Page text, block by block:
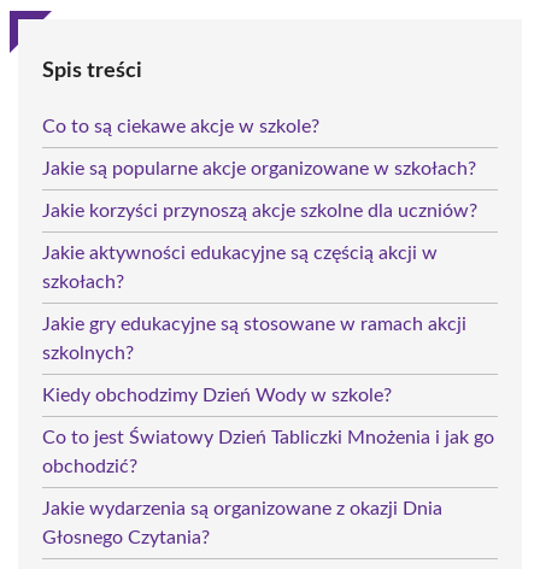
Spis treści
Co to są ciekawe akcje w szkole?
Jakie są popularne akcje organizowane w szkołach?
Jakie korzyści przynoszą akcje szkolne dla uczniów?
Jakie aktywności edukacyjne są częścią akcji w
szkołach?
Jakie gry edukacyjne są stosowane w ramach akcji
szkolnych?
Kiedy obchodzimy Dzień Wody w szkole?
Co to jest Światowy Dzień Tabliczki Mnożenia i jak go
obchodzić?
Jakie wydarzenia są organizowane z okazji Dnia
Głosnego Czytania?